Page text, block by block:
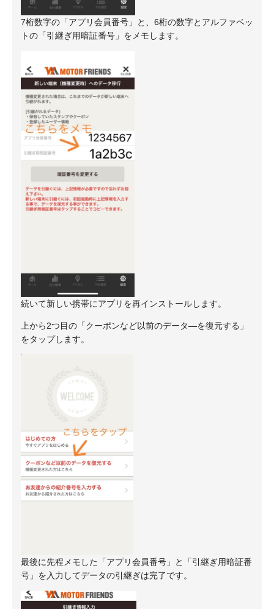
7桁数字の「アプリ会員番号」と、6桁の数字とアルファベッ
トの「引継ぎ用暗証番号」をメモします。
続いて新しい携帯にアプリを再インストールします。
上から2つ目の「クーポンなど以前のデータ―を復元する」
をタップします。
最後に先程メモした「アプリ会員番号」と「引継ぎ用暗証番
号」を入力してデータの引継ぎは完了です。